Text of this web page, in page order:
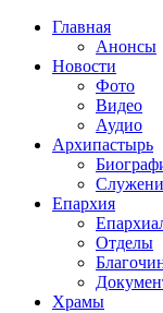
Главная
Анонсы
Новости
Фото
Видео
Аудио
Архипастырь
Епархия
Отделы
Храмы